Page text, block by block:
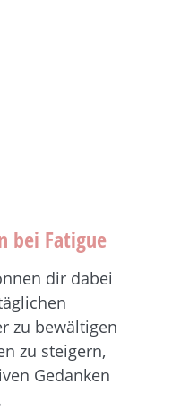
bei Fatigue
dir dabei
zu bewältigen
zu steigern,
Gedanken